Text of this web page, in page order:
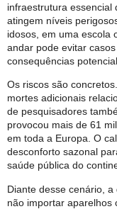
infraestrutura essencial
atingem níveis
idosos, em uma escola
andar pode evitar
consequências
Os riscos são
mortes adicionais
de pesquisadores
provocou mais de 61
em toda a Europa. O
desconforto sazonal
saúde pública do
Diante desse cenário,
não importar aparelhos